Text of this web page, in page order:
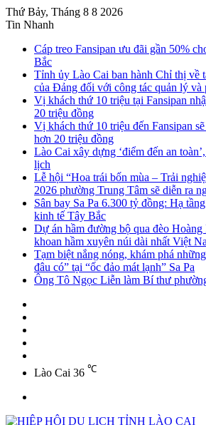
Thứ Bảy, Tháng 8 8 2026
Tin Nhanh
Cáp treo Fansipan ưu đãi gần 50%
Bắc
Tỉnh ủy Lào Cai ban hành Chỉ thị về
của Đảng đối với công tác quản lý và
Vị khách thứ 10 triệu tại Fansipan
20 triệu đồng
Vị khách thứ 10 triệu đến Fansipan
hơn 20 triệu đồng
Lào Cai xây dựng ‘điểm đến an
lịch
Lễ hội “Hoa trái bốn mùa – Trải
2026 phường Trung Tâm sẽ diễn ra
Sân bay Sa Pa 6.300 tỷ đồng: Hạ
kinh tế Tây Bắc
Dự án hầm đường bộ qua đèo
khoan hầm xuyên núi dài nhất Việt
Tạm biệt nắng nóng, khám phá
đâu có” tại “ốc đảo mát lạnh” Sa Pa
Ông Tô Ngọc Liễn làm Bí thư
Lào Cai 36 ℃